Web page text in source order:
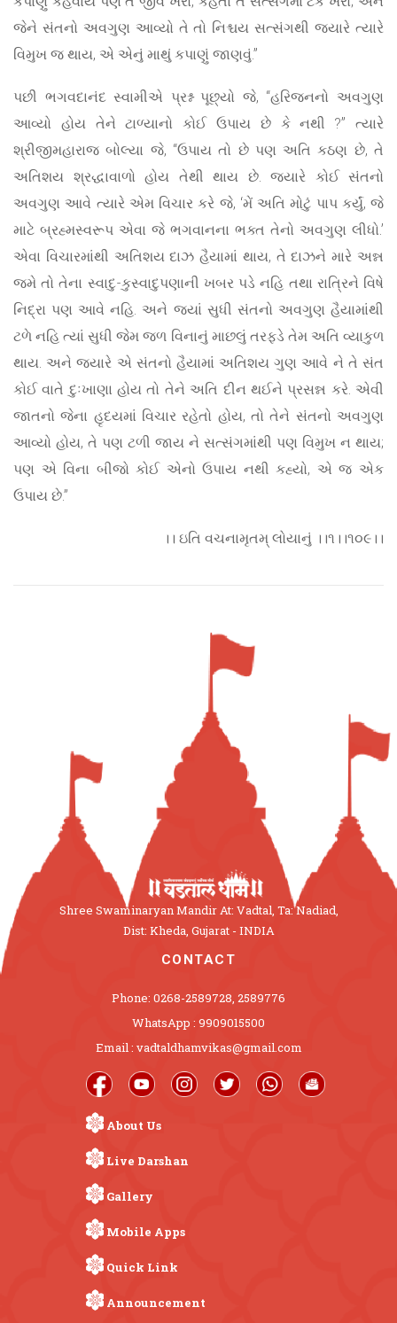
જેને સંતનો અવગુણ આવ્યો તે તો નિશ્ચય સત્સંગથી જ્યારે ત્યારે
વિમુખ જ થાય, એ એનું માથું કપાણું જાણવું.”
પછી ભગવદાનંદ સ્વામીએ પ્રશ્ન પૂછ્યો જે, “હરિજનનો અવગુણ
આવ્યો હોય તેને ટાળ્યાનો કોઈ ઉપાય છે કે નથી ?” ત્યારે
શ્રીજીમહારાજ બોલ્યા જે, “ઉપાય તો છે પણ અતિ કઠણ છે, તે
અતિશય શ્રદ્ધાવાળો હોય તેથી થાય છે. જ્યારે કોઈ સંતનો
અવગુણ આવે ત્યારે એમ વિચાર કરે જે, ‘મેં અતિ મોટું પાપ કર્યું, જે
માટે બ્રહ્મસ્વરૂપ એવા જે ભગવાનના ભક્ત તેનો અવગુણ લીધો.’
એવા વિચારમાંથી અતિશય દાઝ હૈયામાં થાય, તે દાઝને મારે અન્ન
જમે તો તેના સ્વાદુ-કુસ્વાદુપણાની ખબર પડે નહિ તથા રાત્રિને વિષે
નિદ્રા પણ આવે નહિ. અને જ્યાં સુધી સંતનો અવગુણ હૈયામાંથી
ટળે નહિ ત્યાં સુધી જેમ જળ વિનાનું માછલું તરફડે તેમ અતિ વ્યાકુળ
થાય. અને જ્યારે એ સંતનો હૈયામાં અતિશય ગુણ આવે ને તે સંત
કોઈ વાતે દુઃખાણા હોય તો તેને અતિ દીન થઈને પ્રસન્ન કરે. એવી
જાતનો જેના હૃદયમાં વિચાર રહેતો હોય, તો તેને સંતનો અવગુણ
આવ્યો હોય, તે પણ ટળી જાય ને સત્સંગમાંથી પણ વિમુખ ન થાય;
પણ એ વિના બીજો કોઈ એનો ઉપાય નથી કહ્યો, એ જ એક
ઉપાય છે.”
।। ઇતિ વચનામૃતમ્ લોયાનું ।।૧।।૧૦૯।।
Shree Swaminaryan Mandir At: Vadtal, Ta: Nadiad,
Dist: Kheda, Gujarat - INDIA
CONTACT
Phone: 0268-2589728, 2589776
WhatsApp : 9909015500
Email : vadtaldhamvikas@gmail.com
About Us
Live Darshan
Gallery
Mobile Apps
Quick Link
Announcement